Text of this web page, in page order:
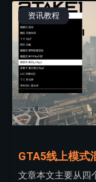
资讯教程
GTA5线上模式
文章本文主要从四